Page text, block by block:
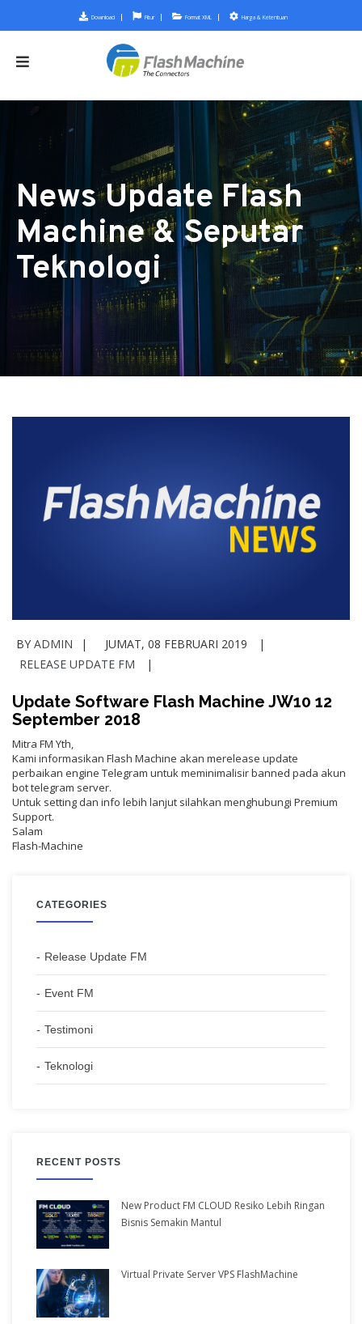
Download Fitur Format XML Harga & Ketentuan
News Update Flash
Machine & Seputar
Teknologi
BY ADMIN
JUMAT, 08 FEBRUARI 2019
RELEASE UPDATE FM
Update Software Flash Machine JW10 12
September 2018
Mitra FM Yth,
Kami informasikan Flash Machine akan merelease update
perbaikan engine Telegram untuk meminimalisir banned pada akun
bot telegram server.
Untuk setting dan info lebih lanjut silahkan menghubungi Premium
Support.
Salam
Flash-Machine
CATEGORIES
Release Update FM
Event FM
Testimoni
Teknologi
RECENT POSTS
New Product FM CLOUD Resiko Lebih Ringan
Bisnis Semakin Mantul
Virtual Private Server VPS FlashMachine